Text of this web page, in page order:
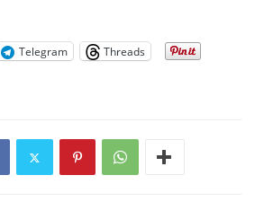
Telegram
Threads